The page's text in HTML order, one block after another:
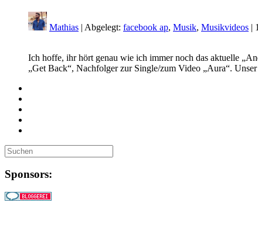
Mathias | Abgelegt: facebook ap, Musik, Musikvideos |
Ich hoffe, ihr hört genau wie ich immer noch das aktuelle
„Get Back“, Nachfolger zur Single/zum Video „Aura“.
Sponsors: